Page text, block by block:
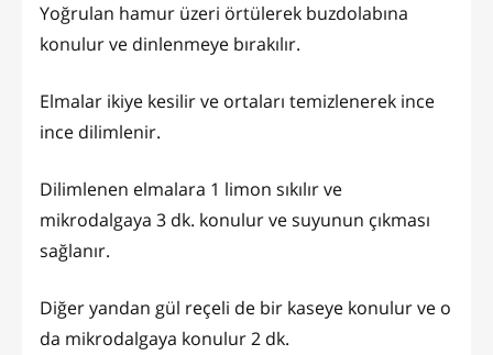
Yoğrulan hamur üzeri örtülerek buzdolabına
konulur ve dinlenmeye bırakılır.
Elmalar ikiye kesilir ve ortaları temizlenerek ince
ince dilimlenir.
Dilimlenen elmalara 1 limon sıkılır ve
mikrodalgaya 3 dk. konulur ve suyunun çıkması
sağlanır.
Diğer yandan gül reçeli de bir kaseye konulur ve o
da mikrodalgaya konulur 2 dk.